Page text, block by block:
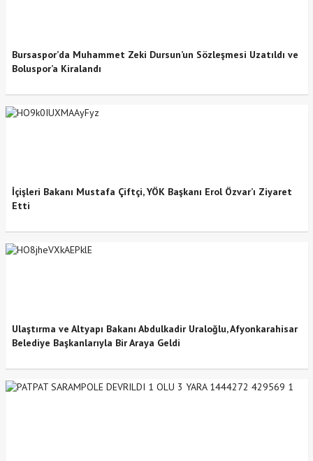
Bursaspor’da Muhammet Zeki Dursun’un Sözleşmesi Uzatıldı ve
Boluspor’a Kiralandı
İçişleri Bakanı Mustafa Çiftçi, YÖK Başkanı Erol Özvar’ı Ziyaret
Etti
Ulaştırma ve Altyapı Bakanı Abdulkadir Uraloğlu, Afyonkarahisar
Belediye Başkanlarıyla Bir Araya Geldi